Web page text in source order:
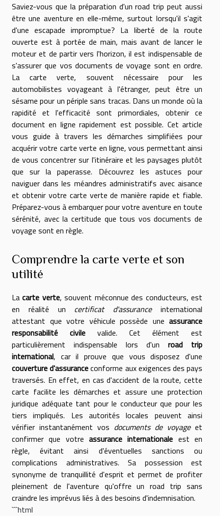
Saviez-vous que la préparation d'un road trip peut aussi
être une aventure en elle-même, surtout lorsqu'il s'agit
d'une escapade impromptue? La liberté de la route
ouverte est à portée de main, mais avant de lancer le
moteur et de partir vers l'horizon, il est indispensable de
s'assurer que vos documents de voyage sont en ordre.
La carte verte, souvent nécessaire pour les
automobilistes voyageant à l'étranger, peut être un
sésame pour un périple sans tracas. Dans un monde où la
rapidité et l'efficacité sont primordiales, obtenir ce
document en ligne rapidement est possible. Cet article
vous guide à travers les démarches simplifiées pour
acquérir votre carte verte en ligne, vous permettant ainsi
de vous concentrer sur l'itinéraire et les paysages plutôt
que sur la paperasse. Découvrez les astuces pour
naviguer dans les méandres administratifs avec aisance
et obtenir votre carte verte de manière rapide et fiable.
Préparez-vous à embarquer pour votre aventure en toute
sérénité, avec la certitude que tous vos documents de
voyage sont en règle.
Comprendre la carte verte et son
utilité
Lacarte verte, souvent méconnue des conducteurs, est
en réalité un certificat d'assuranceinternational
attestant que votre véhicule possède une assurance
responsabilité civile valide. Cet élément est
particulièrement indispensable lors d'un road trip
international, car il prouve que vous disposez d'une
couverture d'assuranceconforme aux exigences des pays
traversés. En effet, en cas d'accident de la route, cette
carte facilite les démarches et assure une protection
juridique adéquate tant pour le conducteur que pour les
tiers impliqués. Les autorités locales peuvent ainsi
vérifier instantanément vos documents de voyageet
confirmer que votre assurance internationale est en
règle, évitant ainsi d'éventuelles sanctions ou
complications administratives. Sa possession est
synonyme de tranquillité d'esprit et permet de profiter
pleinement de l'aventure qu'offre un road trip sans
craindre les imprévus liés à des besoins d'indemnisation.
```html